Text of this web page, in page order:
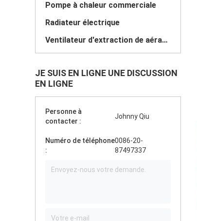
Pompe à chaleur commerciale
Radiateur électrique
Ventilateur d'extraction de aération
JE SUIS EN LIGNE UNE DISCUSSION
EN LIGNE
Personne à
contacter :
Johnny Qiu
Numéro de téléphone
:
0086-20-
87497337